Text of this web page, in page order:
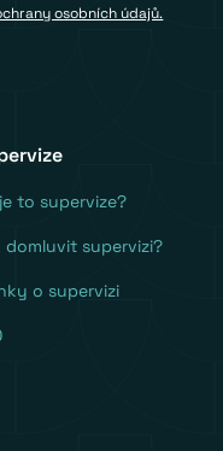
osobních údajů.
to supervize?
domluvit supervizi?
o supervizi